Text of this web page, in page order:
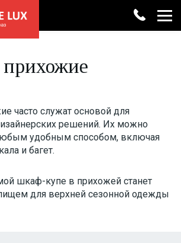
часто служат основой для
решений. Их можно
удобным способом, включая
и багет.
шкаф-купе в прихожей станет
для верхней сезонной одежды